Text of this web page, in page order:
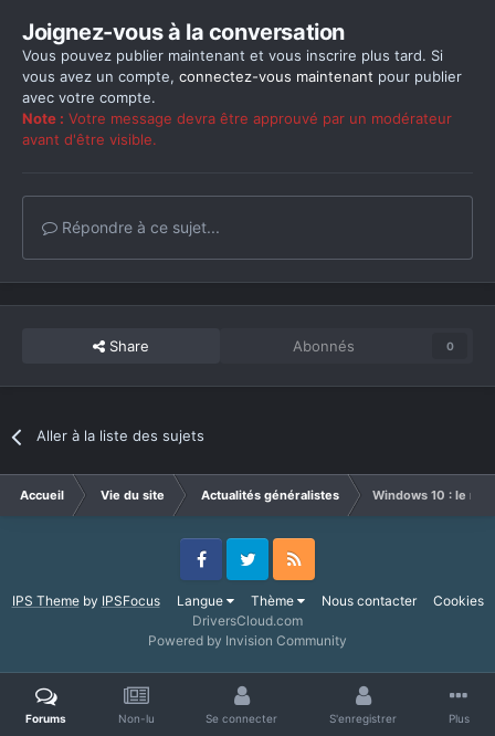
Joignez-vous à la conversation
Vous pouvez publier maintenant et vous inscrire plus tard. Si
vous avez un compte, connectez-vous maintenant pour publier
avec votre compte.
Note : Votre message devra être approuvé par un modérateur
avant d'être visible.
Répondre à ce sujet...
Share Abonnés 0
Aller à la liste des sujets
Accueil Vie du site Actualités généralistes Windows 10 : le
IPS Themeby IPSFocus Langue Thème Nous contacter Cookies
FacebookTwitter RSS
DriversCloud.com
Powered by Invision Community
Forums Non-lu Se connecter S'enregistrer Plus